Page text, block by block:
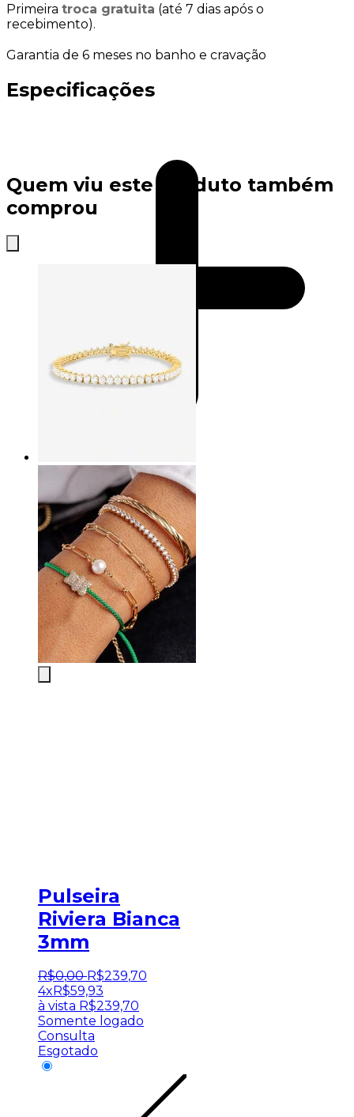
Primeira troca gratuita (até 7 dias após o
recebimento).
Garantia de 6 meses no banho e cravação
Especificações
Quem viu este produto também
comprou
Pulseira
Riviera Bianca
3mm
R$0,00 R$239,70
4x R$59,93
à vista R$239,70
Somente logado
Consulta
Esgotado